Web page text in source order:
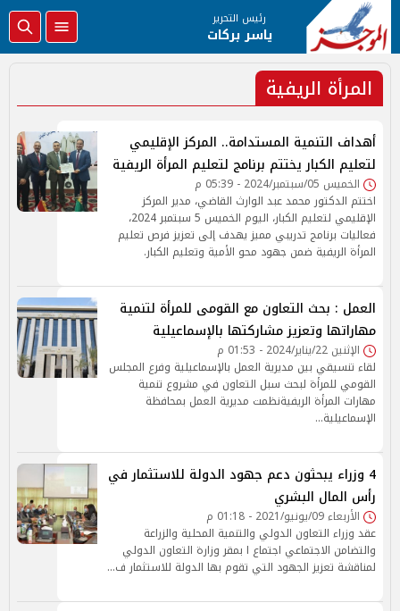
رئيس التحرير
ياسر بركات
المرأة الريفية
أهداف التنمية المستدامة.. المركز الإقليمي
لتعليم الكبار يختتم برنامج لتعليم المرأة الريفية
الخميس 05/سبتمبر/2024 - 05:39 م
اختتم الدكتور محمد عبد الوارث القاضي، مدير المركز
الإقليمي لتعليم الكبار، اليوم الخميس 5 سبتمبر 2024،
فعاليات برنامج تدريبي مميز يهدف إلى تعزيز فرص تعليم
المرأة الريفية ضمن جهود محو الأمية وتعليم الكبار.
العمل : بحث التعاون مع القومى للمرأة لتنمية
مهاراتها وتعزيز مشاركتها بالإسماعيلية
الإثنين 22/يناير/2024 - 01:53 م
لقاء تنسيقي بين مديرية العمل بالإسماعيلية وفرع المجلس
القومي للمرأة لبحث سبل التعاون في مشروع تنمية
مهارات المرأة الريفيةنظمت مديرية العمل بمحافظة
الإسماعيلية…
4 وزراء يبحثون دعم جهود الدولة للاستثمار في
رأس المال البشري
الأربعاء 09/يونيو/2021 - 01:18 م
عقد وزراء التعاون الدولي والتنمية المحلية والزراعة
والتضامن الاجتماعي اجتماع ا بمقر وزارة التعاون الدولي
لمناقشة تعزيز الجهود التي تقوم بها الدولة للاستثمار ف…